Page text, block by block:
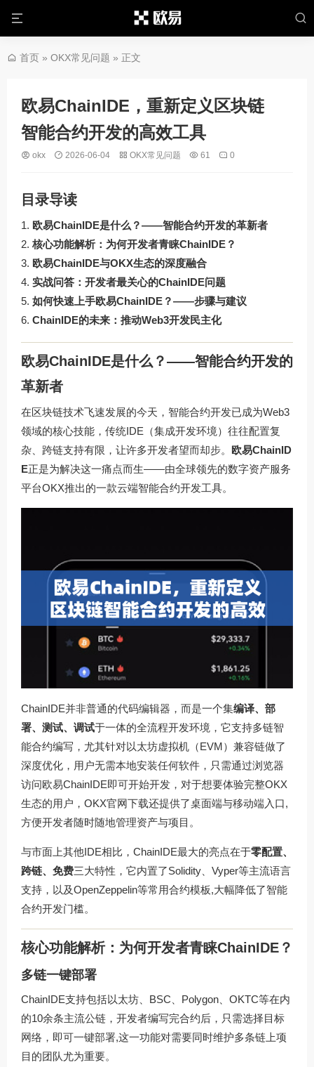
首页 » OKX常见问题 » 正文
欧易ChainIDE，重新定义区块链
智能合约开发的高效工具
okx 2026-06-04 OKX常见问题 61 0
目录导读
欧易ChainIDE是什么？——智能合约开发的革新者
核心功能解析：为何开发者青睐ChainIDE？
欧易ChainIDE与OKX生态的深度融合
实战问答：开发者最关心的ChainIDE问题
如何快速上手欧易ChainIDE？——步骤与建议
ChainIDE的未来：推动Web3开发民主化
欧易ChainIDE是什么？——智能合约开发的
革新者
在区块链技术飞速发展的今天，智能合约开发已成为Web3
领域的核心技能，传统IDE（集成开发环境）往往配置复
杂、跨链支持有限，让许多开发者望而却步。 欧易ChainID
E正是为解决这一痛点而生——由全球领先的数字资产服务
平台OKX推出的一款云端智能合约开发工具。
ChainIDE并非普通的代码编辑器，而是一个集编译、部
署、测试、调试于一体的全流程开发环境，它支持多链智
能合约编写，尤其针对以太坊虚拟机（EVM）兼容链做了
深度优化，用户无需本地安装任何软件，只需通过浏览器
访问欧易ChainIDE即可开始开发，对于想要体验完整OKX
生态的用户， OKX官网下载还提供了桌面端与移动端入口,
方便开发者随时随地管理资产与项目。
与市面上其他IDE相比，ChainIDE最大的亮点在于零配置、
跨链、免费三大特性，它内置了Solidity、Vyper等主流语言
支持，以及OpenZeppelin等常用合约模板,大幅降低了智能
合约开发门槛。
核心功能解析：为何开发者青睐ChainIDE？
多链一键部署
ChainIDE支持包括以太坊、BSC、Polygon、OKTC等在内
的10余条主流公链，开发者编写完合约后，只需选择目标
网络，即可一键部署,这一功能对需要同时维护多条链上项
目的团队尤为重要。